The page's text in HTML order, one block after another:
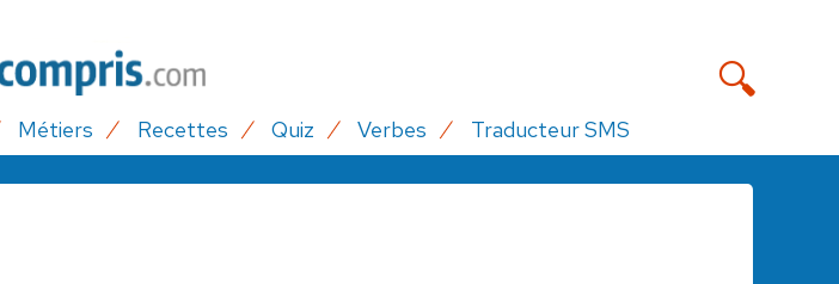
Métiers Recettes Quiz Verbes Traducteur SMS